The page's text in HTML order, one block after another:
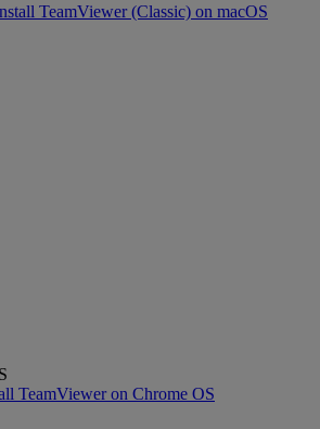
TeamViewer (Classic) on macOS
TeamViewer on Chrome OS